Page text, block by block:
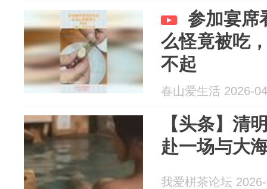
参加宴席
么怪竟被吃
不起
春山爱生活 2026-
【头条】清
赴一场与大
我爱栟茶论坛